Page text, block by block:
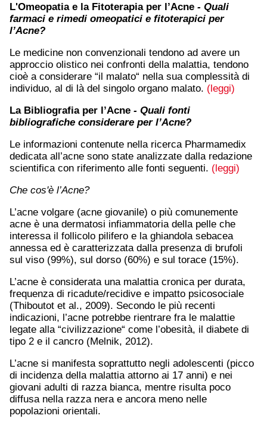
L'Omeopatia e la Fitoterapia per l’Acne - Quali
farmaci e rimedi omeopatici e fitoterapici per
l’Acne?
Le medicine non convenzionali tendono ad avere un
approccio olistico nei confronti della malattia, tendono
cioè a considerare “il malato“ nella sua complessità di
individuo, al di là del singolo organo malato. (leggi)
La Bibliografia per l’Acne - Quali fonti
bibliografiche considerare per l’Acne?
Le informazioni contenute nella ricerca Pharmamedix
dedicata all’acne sono state analizzate dalla redazione
scientifica con riferimento alle fonti seguenti. (leggi)
Che cos'è l’Acne?
L’acne volgare (acne giovanile) o più comunemente
acne è una dermatosi infiammatoria della pelle che
interessa il follicolo pilifero e la ghiandola sebacea
annessa ed è caratterizzata dalla presenza di brufoli
sul viso (99%), sul dorso (60%) e sul torace (15%).
L’acne è considerata una malattia cronica per durata,
frequenza di ricadute/recidive e impatto psicosociale
(Thiboutot et al., 2009). Secondo le più recenti
indicazioni, l’acne potrebbe rientrare fra le malattie
legate alla “civilizzazione“ come l’obesità, il diabete di
tipo 2 e il cancro (Melnik, 2012).
L’acne si manifesta soprattutto negli adolescenti (picco
di incidenza della malattia attorno ai 17 anni) e nei
giovani adulti di razza bianca, mentre risulta poco
diffusa nella razza nera e ancora meno nelle
popolazioni orientali.